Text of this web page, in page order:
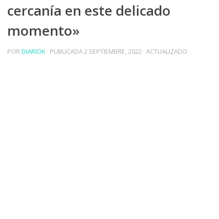
cercanía en este delicado
momento»
PORDIARIOK · PUBLICADA2 SEPTIEMBRE, 2022 · ACTUALIZADO